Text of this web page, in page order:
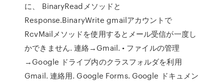
に、 BinaryReadメソッドと
Response.BinaryWrite gmailアカウントで
RcvMailメソッドを使用するとメール受信が一度し
かできません. 連絡→Gmail. • ファイルの管理
→Google ドライブ内のクラスフォルダを利用
Gmail. 連絡用. Google Forms. Google ドキュメン